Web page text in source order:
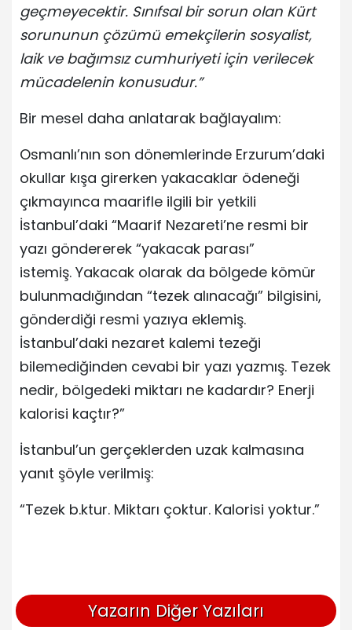
geçmeyecektir. Sınıfsal bir sorun olan Kürt
sorununun çözümü emekçilerin sosyalist,
laik ve bağımsız cumhuriyeti için verilecek
mücadelenin konusudur.”
Bir mesel daha anlatarak bağlayalım:
Osmanlı’nın son dönemlerinde Erzurum’daki
okullar kışa girerken yakacaklar ödeneği
çıkmayınca maarifle ilgili bir yetkili
İstanbul’daki “Maarif Nezareti’ne resmi bir
yazı göndererek “yakacak parası”
istemiş. Yakacak olarak da bölgede kömür
bulunmadığından “tezek alınacağı” bilgisini,
gönderdiği resmi yazıya eklemiş.
İstanbul’daki nezaret kalemi tezeği
bilemediğinden cevabi bir yazı yazmış. Tezek
nedir, bölgedeki miktarı ne kadardır? Enerji
kalorisi kaçtır?”
İstanbul’un gerçeklerden uzak kalmasına
yanıt şöyle verilmiş:
“Tezek b.ktur. Miktarı çoktur. Kalorisi yoktur.”
Yazarın Diğer Yazıları